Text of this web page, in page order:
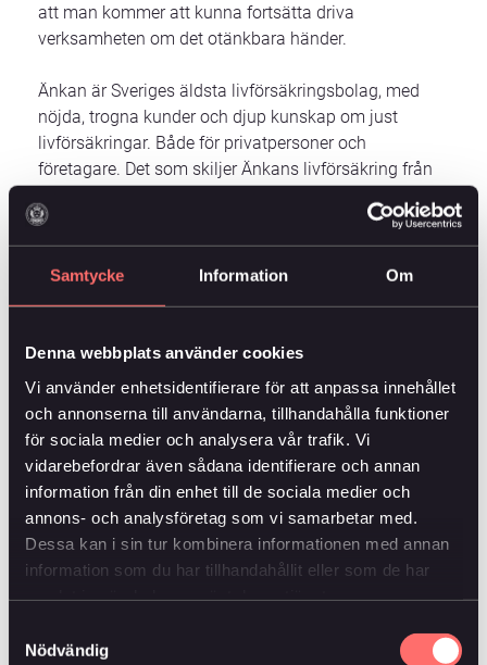
Samtycke Information Om
Denna webbplats använder cookies
Vi använder enhetsidentifierare för att anpassa innehållet
och annonserna till användarna, tillhandahålla funktioner
för sociala medier och analysera vår trafik. Vi
vidarebefordrar även sådana identifierare och annan
information från din enhet till de sociala medier och
annons- och analysföretag som vi samarbetar med.
Dessa kan i sin tur kombinera informationen med annan
information som du har tillhandahållit eller som de har
Nödvändig
att man kommer att kunna fortsätta driva
verksamheten om det otänkbara händer.
Änkan är Sveriges äldsta livförsäkringsbolag, med
nöjda, trogna kunder och djup kunskap om just
livförsäkringar. Både för privatpersoner och
företagare. Det som skiljer Änkans livförsäkring från
1. Sänkt premie
Hos andra livförsäkringsbolag brukar premien höjas
ligger stilla och kan till och med sjunka med tiden. Du
din premie investeras redan från start.
2. Återbäring på försäkringen
Eftersom vi investerar överskottet har vi möjlighet att
betala tillbaka hela eller delar av den totala
premiesumman i form av återbäring om du överlever
din försäkring. Investering innebär en risk och vi kan
inte garantera återbäring, men historiskt har vi